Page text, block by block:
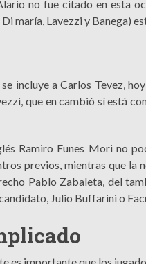
no fue citado en esta
maría, Lavezzi y Banega)
incluye a Carlos Tevez,
que en cambió sí está
Ramiro Funes Mori no
previos, mientras que
Pablo Zabaleta, del
Julio Buffarini o